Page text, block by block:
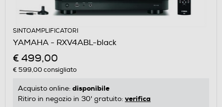
SINTOAMPLIFICATORI
YAMAHA - RXV4ABL-black
€ 499,00
€ 599,00consigliato
Acquisto online: disponibile
Ritiro in negozio in 30' gratuito: verifica